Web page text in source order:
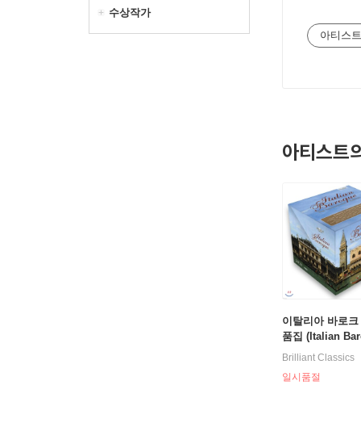
수상작가
아티스
아티스트
이탈리아 바로
품집 (Italian
he
Brilliant Classics
일시품절